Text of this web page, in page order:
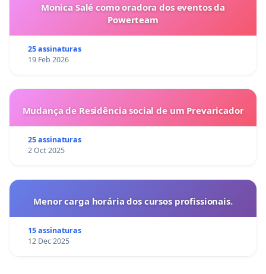
Monica Salé como oradora dos eventos da
Powerteam
25 assinaturas
19 Feb 2026
Mudança de Residência social de um Prevaricador
25 assinaturas
2 Oct 2025
Menor carga horária dos cursos profissionais.
15 assinaturas
12 Dec 2025